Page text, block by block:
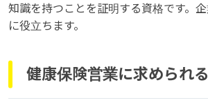
知識を持つことを証明する資格です。
に役立ちます。
健康保険営業に求められ